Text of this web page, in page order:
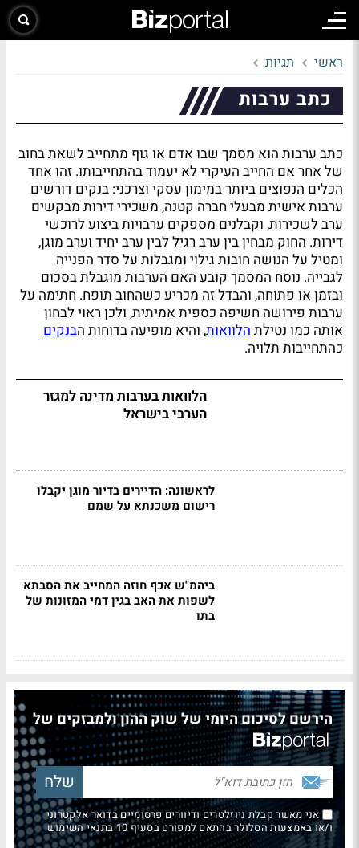
ראשי תגיות
כתב ערבות
כתב ערבות הוא מסמך שבו אדם או גוף מתחייב לשאת בחוב
של אחר אם החייב העיקרי לא יעמוד בהתחייבותו. זהו אחד
הכלים הנפוצים ביותר במימון עסקי וצרכני: בנקים דורשים
ערבות אישית מבעלי חברה קטנה, משכירי דירות מבקשים
ערב לשכירות, וקבלנים מספקים ערבויות ביצוע לרוכשי
דירות. החוק מבחין בין ערב רגיל לבין ערב יחיד וערב מוגן,
ומטיל על הנושה חובות גילוי ומגבלות על סדר הפנייה
לגבייה. נוסח המסמך קובע האם הערבות מוגבלת בסכום
ובזמן או פתוחה, והבדל זה מכריע כשהחוב תופח. חתימה על
ערבות פירושה חשיפה כספית אמיתית, ולכן ראוי לבחון
אותה כמו נטילתהלוואות, והיא מופיעה בדוחות הבנקים
כהתחייבות תלויה.
הלוואות בערבות מדינה למגזר
הערבי בישראל
לראשונה: הדיירים בדיור מוגן יקבלו
רישום משכנתא על שמם
ביהמ"ש אכף חוזה המחייב את הסבתא
לשפות את האב בגין דמי המזונות של
בתו
הירשם לסיכום היומי של שוק ההון ולמבזקים של
אני מאשר קבלת ניוזלטרים ודיוורים פרסומיים בדואר אלקטרוני
ו/או באמצעות הסלולר בהתאם למפורט בסעיף 10 בתנאי השימוש